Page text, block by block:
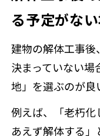
る予定がな
建物の解体工事
決まっていない
地」を選ぶのが良
例えば、「老朽化
あえず解体する